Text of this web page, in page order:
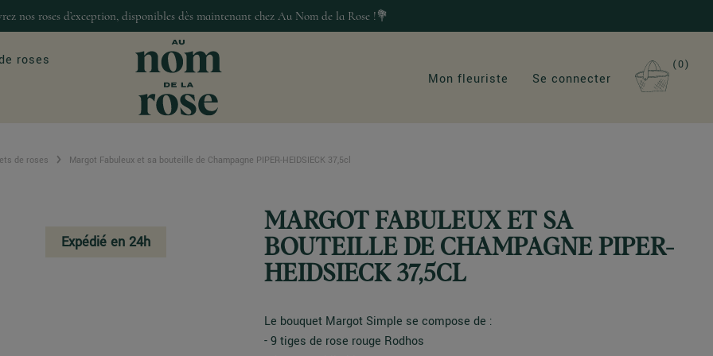
nos roses d’exception, disponibles dès maintenant chez Au Nom de la Rose !💐
MAISON & DÉCO
Gourmandises
roses
Mon fleuriste Se connecter
0
de roses Margot Fabuleux et sa bouteille de Champagne PIPER-HEIDSIECK 37,5cl
Expédié en 24h
MARGOT FABULEUX ET SA
BOUTEILLE DE CHAMPAGNE PIPER-
HEIDSIECK 37,5CL
Le bouquet Margot Simple se compose de :
- 9 tiges de rose rouge Rodhos